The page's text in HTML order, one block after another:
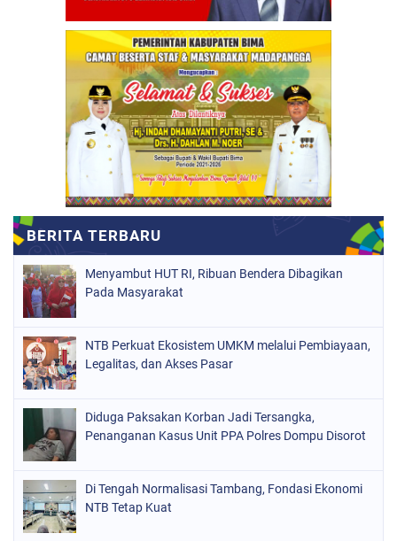
Menyambut HUT RI, Ribuan Bendera Dibagikan
Pada Masyarakat
NTB Perkuat Ekosistem UMKM melalui Pembiayaan,
Legalitas, dan Akses Pasar
Diduga Paksakan Korban Jadi Tersangka,
Penanganan Kasus Unit PPA Polres Dompu Disorot
Di Tengah Normalisasi Tambang, Fondasi Ekonomi
NTB Tetap Kuat